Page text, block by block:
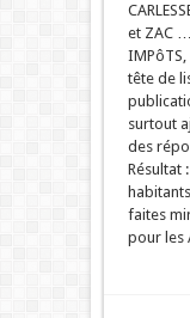
et ZAC
IMPôTS,
tête de
surtout
des
Résultat
faites
pour les